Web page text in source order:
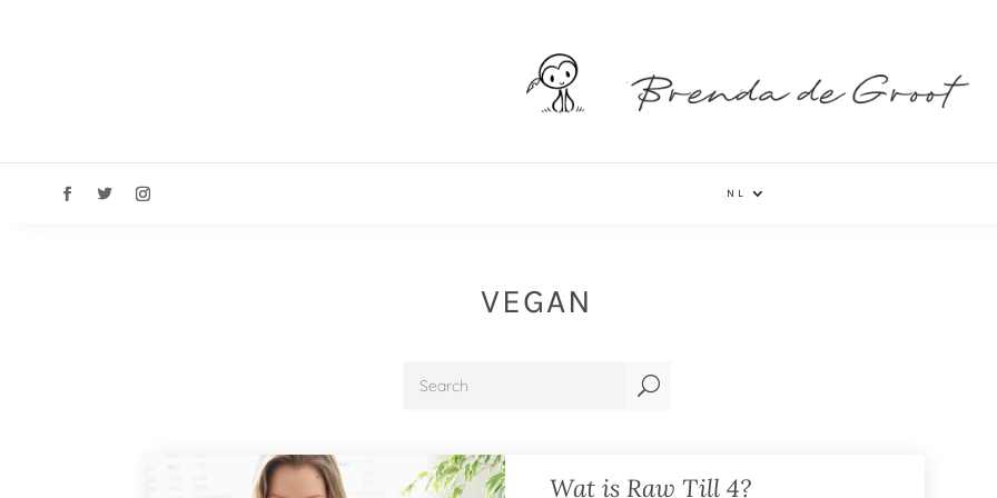
NL
VEGAN
U
Wat is Raw Till 4?